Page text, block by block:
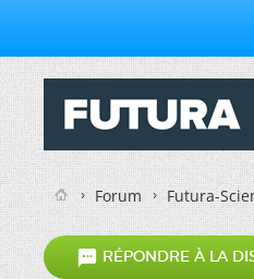
Forum Futura-
 RÉPONDRE À LA